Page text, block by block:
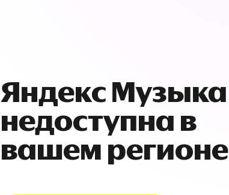
Яндекс Музыка
недоступна в
вашем регионе